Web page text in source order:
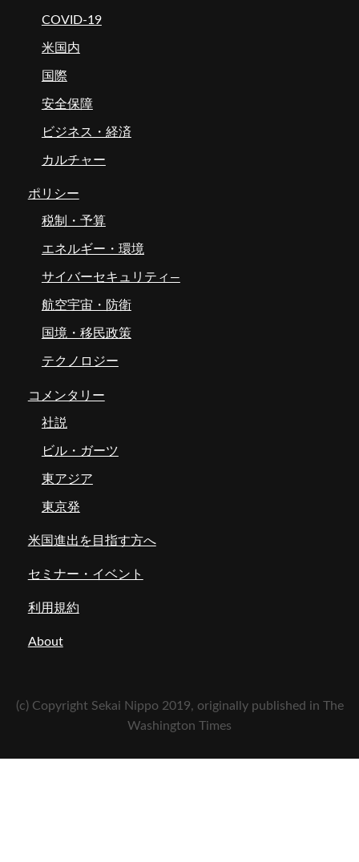
COVID-19
米国内
国際
安全保障
ビジネス・経済
カルチャー
ポリシー
税制・予算
エネルギー・環境
サイバーセキュリティ―
航空宇宙・防衛
国境・移民政策
テクノロジー
コメンタリー
社説
ビル・ガーツ
東アジア
東京発
米国進出を目指す方へ
セミナー・イベント
利用規約
About
(c) Copyright Sekai Nippo 2019, originally published in The
Washington Times